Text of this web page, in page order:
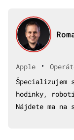
Apple •
Špecializujem
hodinky,
Nájdete ma na